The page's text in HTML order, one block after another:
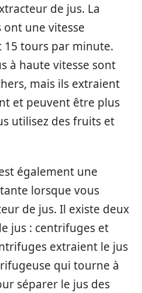
de jus. La
une vitesse
15 tours par minute.
à haute vitesse sont
mais ils extraient
et peuvent être plus
utilisez des fruits et
également une
lorsque vous
de jus. Il existe deux
jus : centrifuges et
extraient le jus
qui tourne à
séparer le jus des